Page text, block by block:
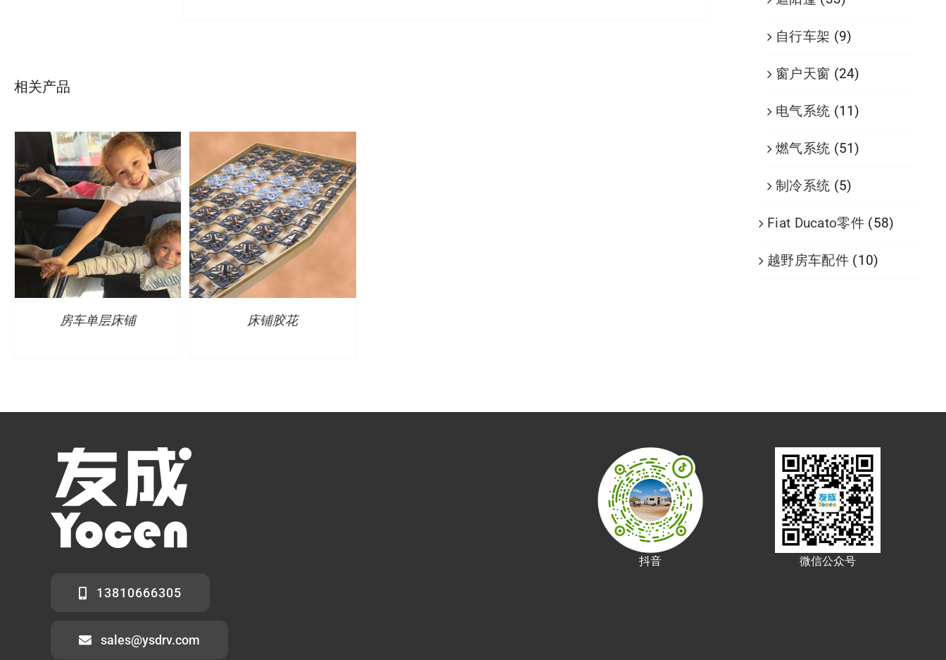
相关产品
房车单层床铺 床铺胶花
自行车架 (9)
窗户天窗 (24)
电气系统 (11)
燃气系统 (51)
制冷系统 (5)
Fiat Ducato零件 (58)
越野房车配件 (10)
13810666305
sales@ysdrv.com
抖音 微信公众号